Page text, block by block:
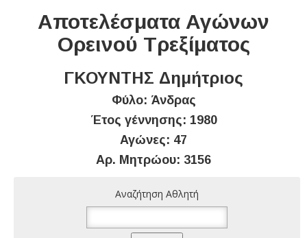
Αποτελέσματα Αγώνων
Ορεινού Τρεξίματος
ΓΚΟΥΝΤΗΣ Δημήτριος
Φύλο: Άνδρας
Έτος γέννησης: 1980
Αγώνες: 47
Αρ. Μητρώου: 3156
Αναζήτηση Αθλητή